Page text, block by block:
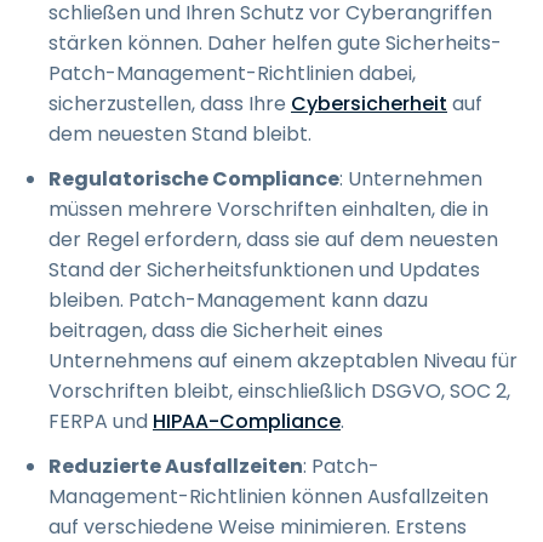
schließen und Ihren Schutz vor Cyberangriffen
stärken können. Daher helfen gute Sicherheits-
Patch-Management-Richtlinien dabei,
sicherzustellen, dass Ihre Cybersicherheit auf
dem neuesten Stand bleibt.
Regulatorische Compliance: Unternehmen
müssen mehrere Vorschriften einhalten, die in
der Regel erfordern, dass sie auf dem neuesten
Stand der Sicherheitsfunktionen und Updates
bleiben. Patch-Management kann dazu
beitragen, dass die Sicherheit eines
Unternehmens auf einem akzeptablen Niveau für
Vorschriften bleibt, einschließlich DSGVO, SOC 2,
FERPA und HIPAA-Compliance.
Reduzierte Ausfallzeiten: Patch-
Management-Richtlinien können Ausfallzeiten
auf verschiedene Weise minimieren. Erstens